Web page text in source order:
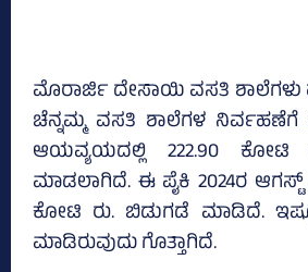
ಮೊರಾರ್ಜಿ ದೇಸಾಯಿ ವಸತಿ ಶಾಲೆಗಳು
ಚೆನ್ನಮ್ಮ ವಸತಿ ಶಾಲೆಗಳ ನಿರ್ವಹಣೆಗೆ
ಆಯವ್ಯಯದಲ್ಲಿ 222.90 ಕೋಟಿ
ಮಾಡಲಾಗಿದೆ. ಈ ಪೈಕಿ 2024ರ ಆಗಸ್ಟ್‌
ಕೋಟಿ ರು. ಬಿಡುಗಡೆ ಮಾಡಿದೆ.
ಮಾಡಿರುವುದು ಗೊತ್ತಾಗಿದೆ.